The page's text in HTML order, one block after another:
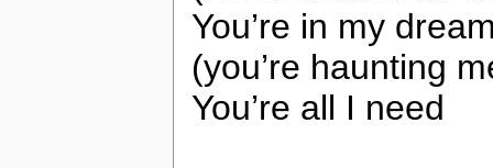
You’re in my
(you’re haunting
You’re all I need